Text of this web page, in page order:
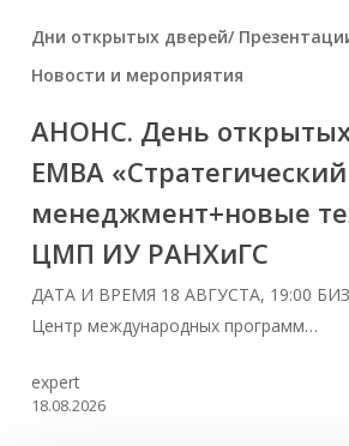
Дни открытых дверей/
Новости и мероприятия
АНОНС. День
ЕМВА «Стратегический
менеджмент+новые
ЦМП ИУ РАНХиГС
ДАТА И ВРЕМЯ 18 АВГУСТА, 19:00
Центр международных программ…
expert
18.08.2026